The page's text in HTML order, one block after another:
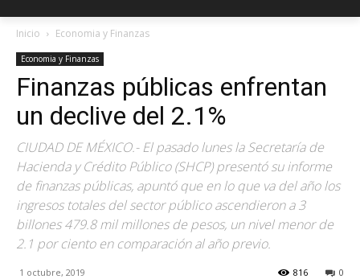
Inicio Economia y Finanzas
Economia y Finanzas
Finanzas públicas enfrentan
un declive del 2.1%
CIUDAD DE MÉXICO.- El pasado lunes la Secretaría de
Hacienda y Crédito Público (SHCP) presentó su informe
de finanzas públicas, apuntó que en lo que va del año los
ingresos totales del sector público ascendieron a 3
billones 479.8 mil millones de pesos, un nivel menor de
2.1 por ciento en comparación al año previo.
1 octubre, 2019 0
816